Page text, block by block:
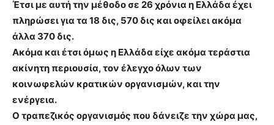
Έτσι με αυτή την μέθοδο σε 26 χρόνια η Ελλάδα έχει
πληρώσει για τα 18 δις, 570 δις και οφείλει ακόμα
άλλα 370 δις.
Ακόμα και έτσι όμως η Ελλάδα είχε ακόμα τεράστια
ακίνητη περιουσία, τον έλεγχο όλων των
κοινωφελών κρατικών οργανισμών, και την
ενέργεια.
Ο τραπεζικός οργανισμός που δάνειζε την χώρα μας,